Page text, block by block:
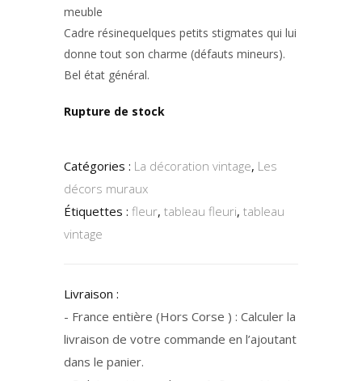
meuble
Cadre résinequelques petits stigmates qui lui
donne tout son charme (défauts mineurs).
Bel état général.
Rupture de stock
Catégories : La décoration vintage, Les
décors muraux
Étiquettes : fleur, tableau fleuri, tableau
vintage
Livraison :
- France entière (Hors Corse ) : Calculer la
livraison de votre commande en l’ajoutant
dans le panier.